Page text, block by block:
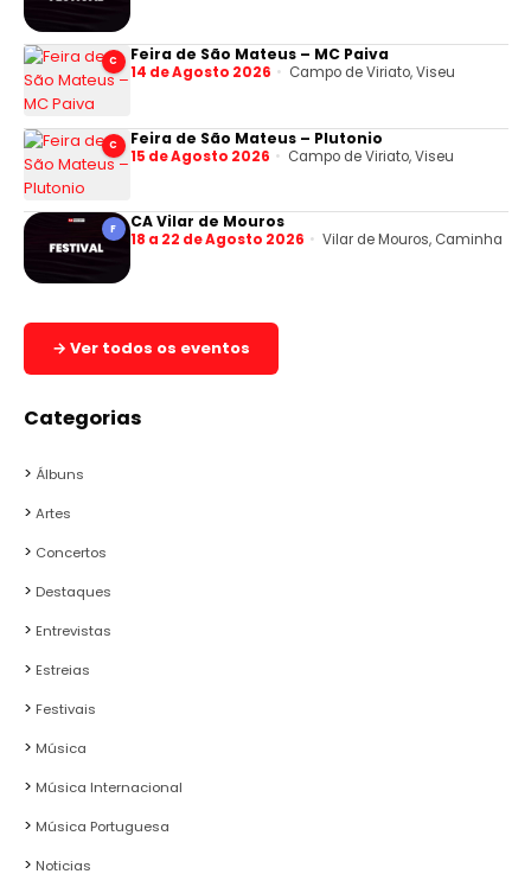
C Feira de São Mateus – MC Paiva
14 de Agosto 2026 Campo de Viriato, Viseu
C Feira de São Mateus – Plutonio
15 de Agosto 2026 Campo de Viriato, Viseu
F CA Vilar de Mouros
18 a 22 de Agosto 2026 Vilar de Mouros, Caminha
→ Ver todos os eventos
Categorias
Álbuns
Artes
Concertos
Destaques
Entrevistas
Estreias
Festivais
Música
Música Internacional
Música Portuguesa
Noticias